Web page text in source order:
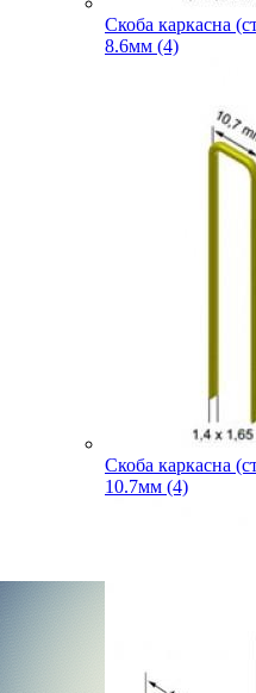
Скоба каркасна
8.6мм (4)
Скоба каркасна
10.7мм (4)